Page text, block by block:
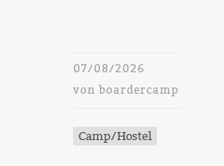
07/08/2026
von boardercamp
Camp/Hostel